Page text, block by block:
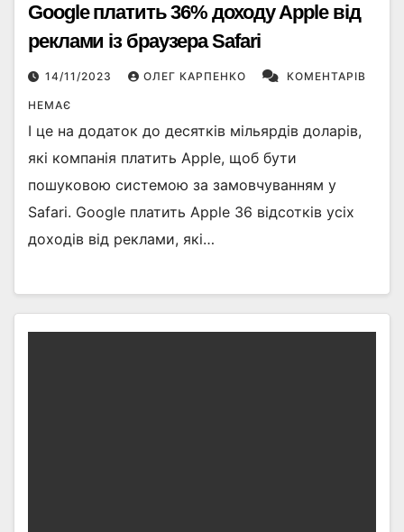
Google платить 36% доходу Apple від
реклами із браузера Safari
14/11/2023 ОЛЕГ КАРПЕНКО КОМЕНТАРІВ
НЕМАЄ
І це на додаток до десятків мільярдів доларів,
які компанія платить Apple, щоб бути
пошуковою системою за замовчуванням у
Safari. Google платить Apple 36 відсотків усіх
доходів від реклами, які…